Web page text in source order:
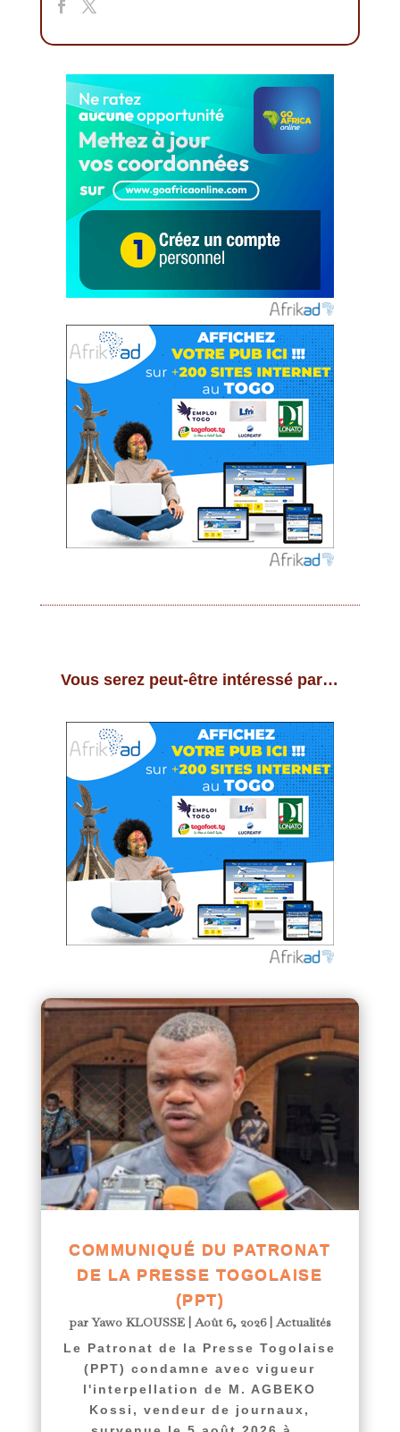
Vous serez peut-être intéressé par…
COMMUNIQUÉ DU PATRONAT
DE LA PRESSE TOGOLAISE
(PPT)
parYawo KLOUSSE|Août 6, 2026|Actualités
Le Patronat de la Presse Togolaise
(PPT) condamne avec vigueur
l'interpellation de M. AGBEKO
Kossi, vendeur de journaux,